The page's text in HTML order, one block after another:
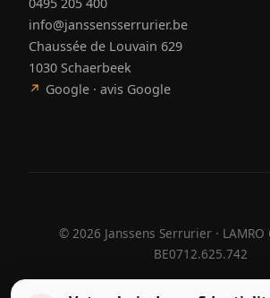
info@janssensserrurier.be
Chaussée de Louvain 629
1030 Schaerbeek
↗ Google · avis Google
© 2026 Janssens Serrurier · LAMRO
BE0712.625.742